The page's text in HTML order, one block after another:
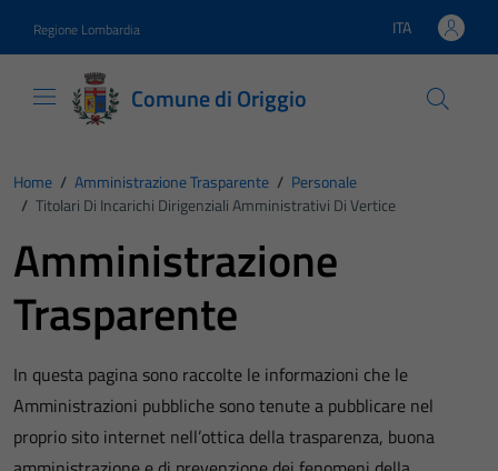
Regione Lombardia Lingua attiva:
ITA
Comune di Origgio
Home / Amministrazione Trasparente / Personale
/ Titolari Di Incarichi Dirigenziali Amministrativi Di Vertice
Amministrazione
Trasparente
In questa pagina sono raccolte le informazioni che le
Amministrazioni pubbliche sono tenute a pubblicare nel
proprio sito internet nell’ottica della trasparenza, buona